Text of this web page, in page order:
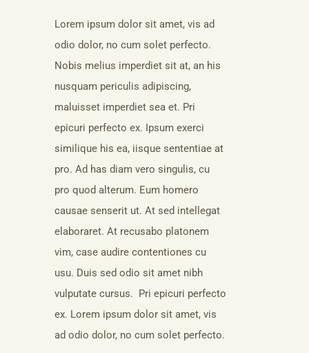
Lorem ipsum dolor sit amet, vis ad
odio dolor, no cum solet perfecto.
Nobis melius imperdiet sit at, an his
nusquam periculis adipiscing,
maluisset imperdiet sea et. Pri
epicuri perfecto ex. Ipsum exerci
similique his ea, iisque sententiae at
pro. Ad has diam vero singulis, cu
pro quod alterum. Eum homero
causae senserit ut. At sed intellegat
elaboraret. At recusabo platonem
vim, case audire contentiones cu
usu. Duis sed odio sit amet nibh
vulputate cursus. Pri epicuri perfecto
ex. Lorem ipsum dolor sit amet, vis
ad odio dolor, no cum solet perfecto.